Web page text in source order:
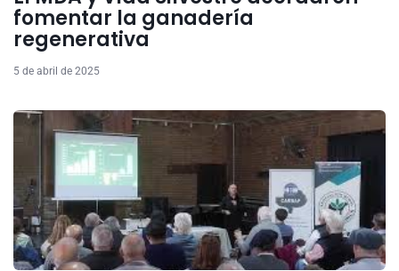
fomentar la ganadería
regenerativa
5 de abril de 2025